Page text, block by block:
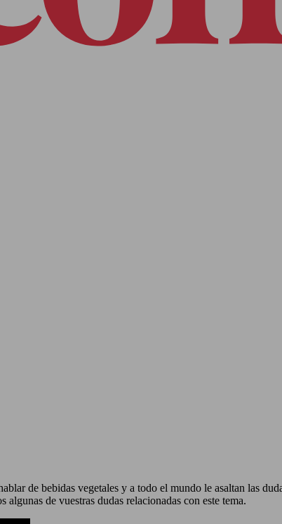
de bebidas vegetales y a todo el mundo le asaltan las
de vuestras dudas relacionadas con este tema.